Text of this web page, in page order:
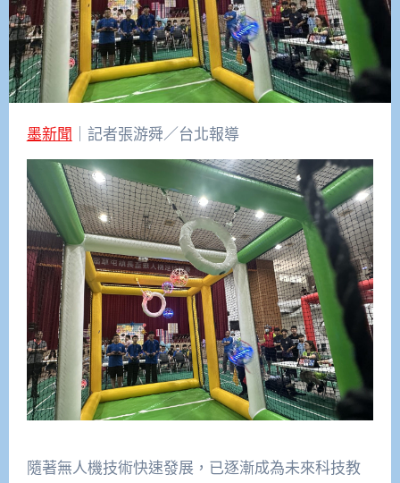
墨新聞 ｜記者張游舜／台北報導
隨著無人機技術快速發展，已逐漸成為未來科技教